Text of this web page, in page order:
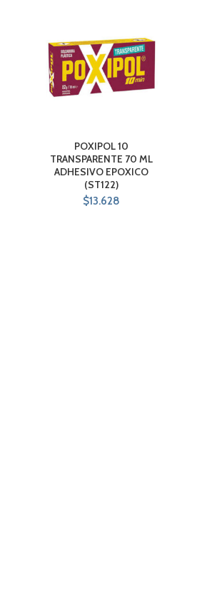
POXIPOL 10
TRANSPARENTE 70 ML
ADHESIVO EPOXICO
(ST122)
$13.628